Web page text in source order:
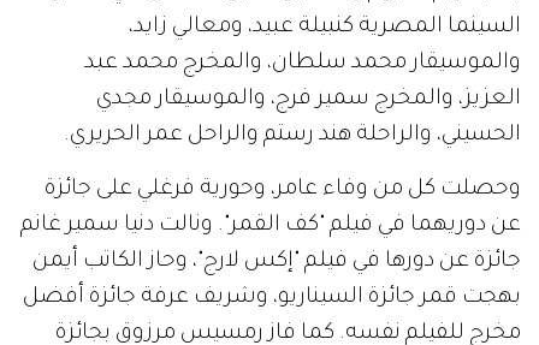
السينما المصرية كنبيلة عبيد، ومعالي زايد،
والموسيقار محمد سلطان، والمخرج محمد عبد
العزيز، والمخرج سمير فرج، والموسيقار مجدي
الحسيني، والراحلة هند رستم والراحل عمر الحريري.
وحصلت كل من وفاء عامر، وحورية فرغلي على جائزة
عن دوريهما في فيلم "كف القمر". ونالت دنيا سمير غانم
جائزة عن دورها في فيلم "إكس لارج"، وحاز الكاتب أيمن
بهجت قمر جائزة السيناريو، وشريف عرفة جائزة أفضل
مخرج للفيلم نفسه. كما فاز رمسيس مرزوق بجائزة